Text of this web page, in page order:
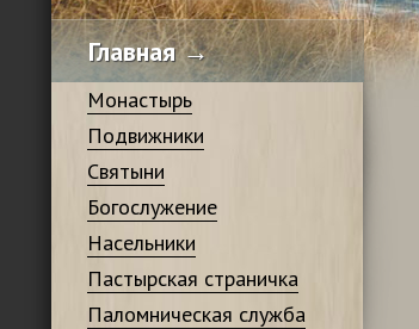
Главная →
Монастырь
Подвижники
Святыни
Богослужение
Насельники
Пастырская страничка
Паломническая служба